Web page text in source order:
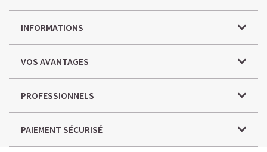
INFORMATIONS
VOS AVANTAGES
PROFESSIONNELS
PAIEMENT SÉCURISÉ